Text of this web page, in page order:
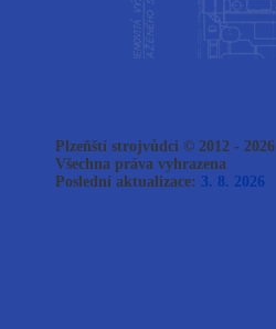
Plzeňští strojvůdci © 2012 - 2026
Všechna práva vyhrazena
Poslední aktualizace: 3. 8. 2026